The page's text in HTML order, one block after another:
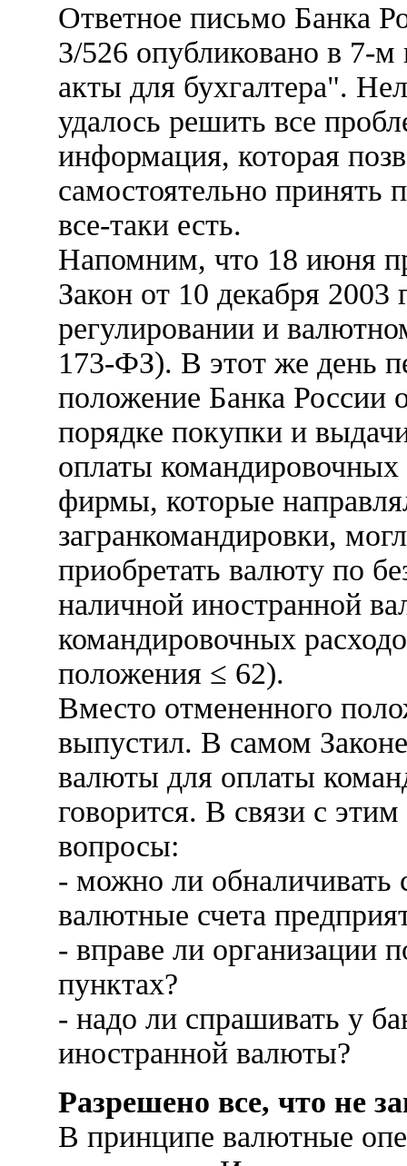
Ответное письмо Банка
3/526 опубликовано в 7-
акты для бухгалтера".
удалось решить все
информация, которая
самостоятельно принять
все-таки есть.
Напомним, что 18 июня
Закон от 10 декабря
регулировании и
173-ФЗ). В этот же день
положение Банка России
порядке покупки и
оплаты
фирмы, которые
загранкомандировки,
приобретать валюту по
наличной иностранной
командировочных
положения ≤ 62).
Вместо отмененного
выпустил. В самом
валюты для оплаты
говорится. В связи с
вопросы:
- можно ли обналичивать
валютные счета
- вправе ли организации
пунктах?
- надо ли спрашивать у
иностранной валюты?
Разрешено все, что не
В принципе валютные